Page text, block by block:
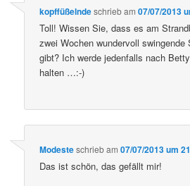
kopffüßelndeschriebam07/07/2013
Toll! Wissen Sie, dass es am
zwei Wochen wundervoll swingende
gibt? Ich werde jedenfalls nach
halten …:-)
Modesteschriebam07/07/2013 um
Das ist schön, das gefällt mir!